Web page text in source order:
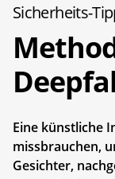
Sicherheits-
Eine künstliche
missbrauchen,
Gesichter,